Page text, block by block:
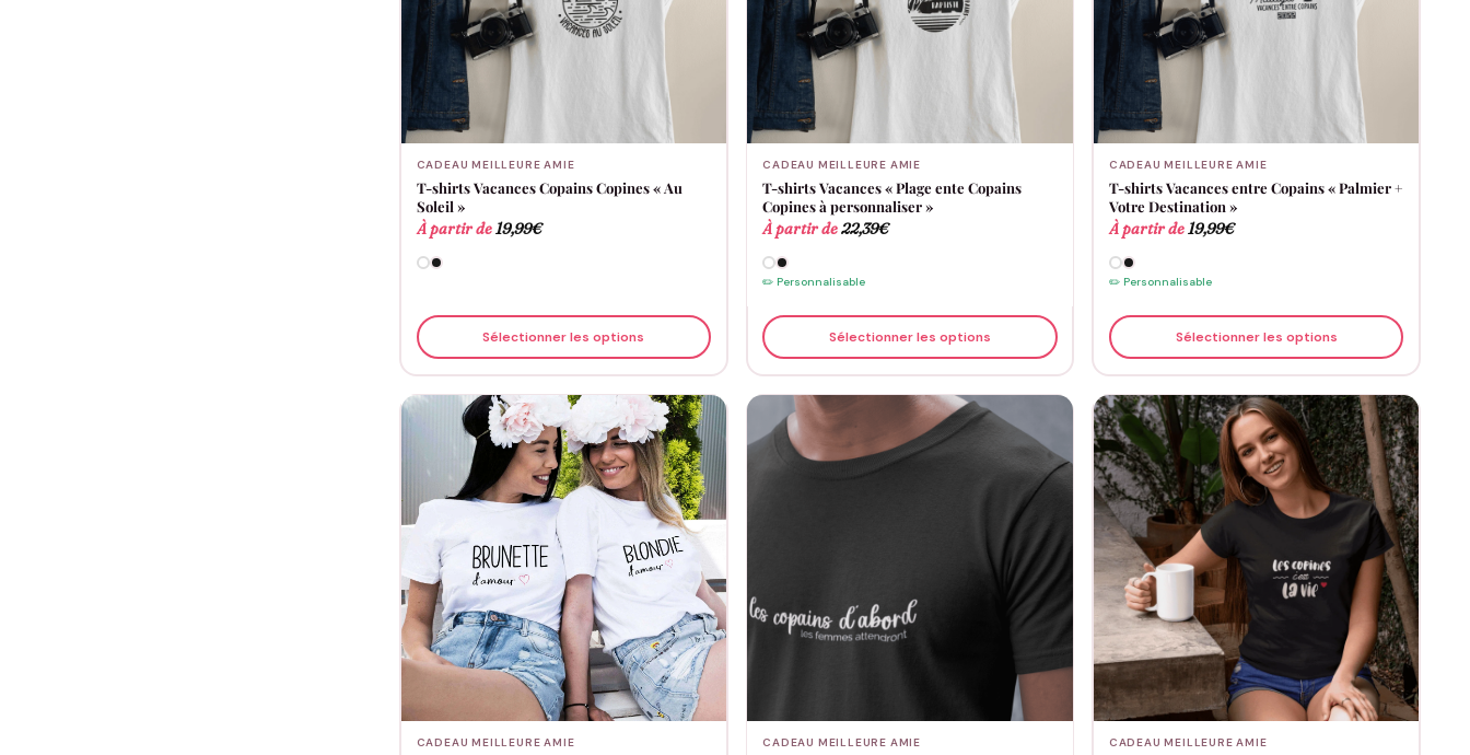
CADEAU MEILLEURE AMIE
T-shirts Vacances Copains Copines « Au
Soleil »
À partir de19,99€
Sélectionner les options
CADEAU MEILLEURE AMIE
T-shirts Vacances « Plage ente Copains
Copines à personnaliser »
À partir de22,39€
✏️ Personnalisable
Sélectionner les options
CADEAU MEILLEURE AMIE
T-shirts Vacances entre Copains « Palmier +
Votre Destination »
À partir de19,99€
✏️ Personnalisable
Sélectionner les options
CADEAU MEILLEURE AMIE CADEAU MEILLEURE AMIE CADEAU MEILLEURE AMIE